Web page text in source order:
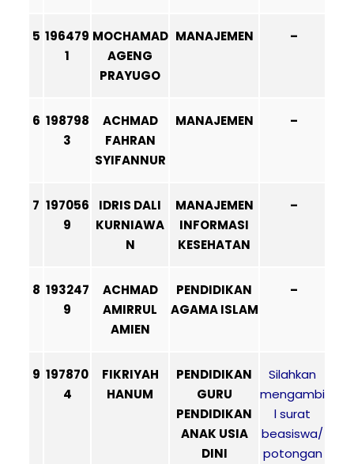
5 196479
1
MOCHAMAD
AGENG
PRAYUGO
MANAJEMEN –
6 198798
3
ACHMAD
FAHRAN
SYIFANNUR
MANAJEMEN –
7 197056
9
IDRIS DALI
KURNIAWA
N
MANAJEMEN
INFORMASI
KESEHATAN
–
8 193247
9
ACHMAD
AMIRRUL
AMIEN
PENDIDIKAN
AGAMA ISLAM
–
9 197870
4
FIKRIYAH
HANUM
PENDIDIKAN
GURU
PENDIDIKAN
ANAK USIA
DINI
Silahkan
mengambi
l surat
beasiswa/
potongan